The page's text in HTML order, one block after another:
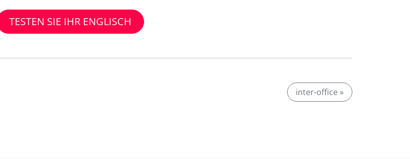
TESTEN SIE IHR ENGLISCH
inter-office »